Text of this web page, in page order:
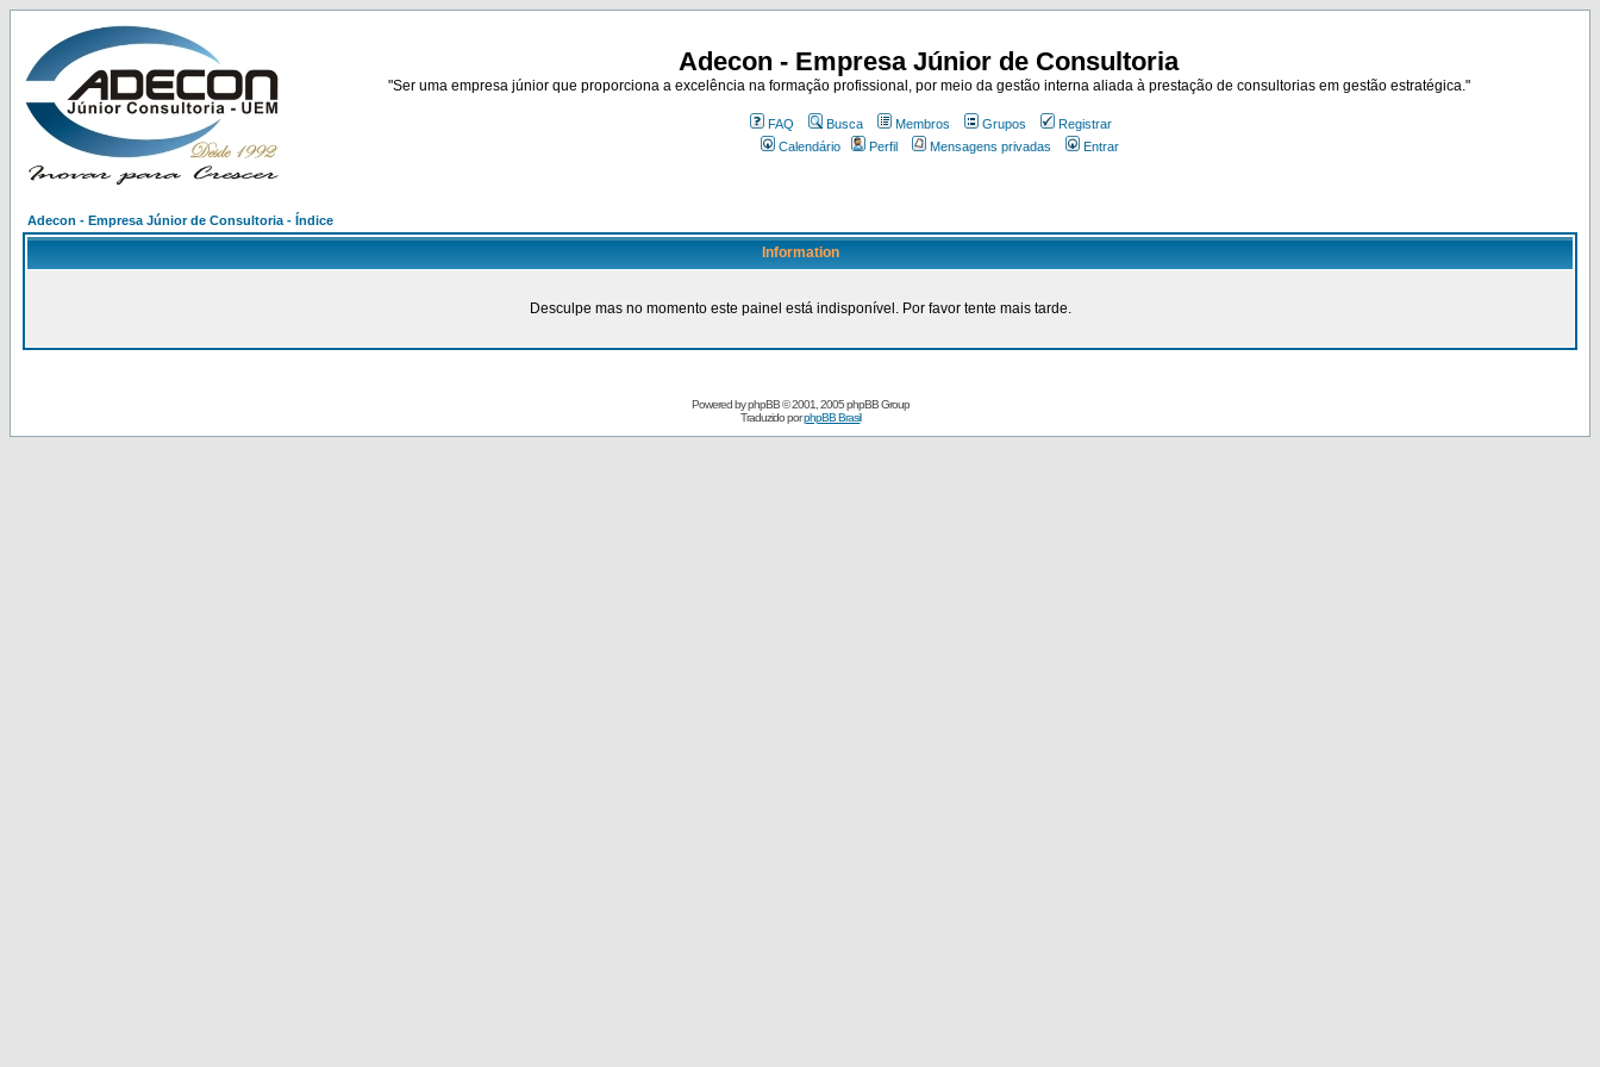
Adecon - Empresa Júnior de Consultoria
"Ser uma empresa júnior que proporciona a excelência na formação profissional, por meio da gestão interna aliada à prestação de consultorias em gestão estratégica."
FAQ Busca Membros Grupos
Registrar
Calendário
Perfil Mensagens privadas Entrar
Adecon - Empresa Júnior de Consultoria - Índice
Information
Desculpe mas no momento este painel está indisponível. Por favor tente mais tarde.
Powered byphpBB© 2001, 2005 phpBB Group
Traduzido porphpBB Brasil